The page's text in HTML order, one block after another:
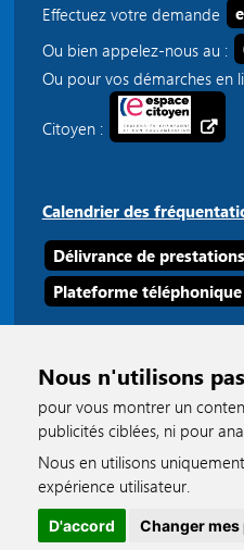
Nous n'utilisons
pour vous montrer un
publicités ciblées, ni pour
Nous en utilisons
expérience utilisateur.
D'accord Changer
Effectuez votre demande
Ou bien appelez-nous au :
Ou pour vos démarches en
Citoyen :
Calendrier des
Délivrance de
Plateforme
accessible